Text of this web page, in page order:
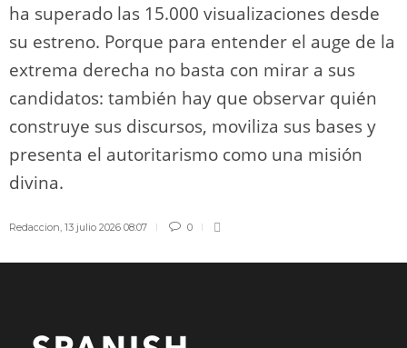
ha superado las 15.000 visualizaciones desde
su estreno. Porque para entender el auge de la
extrema derecha no basta con mirar a sus
candidatos: también hay que observar quién
construye sus discursos, moviliza sus bases y
presenta el autoritarismo como una misión
divina.
Redaccion 13 julio 2026 08:07 0